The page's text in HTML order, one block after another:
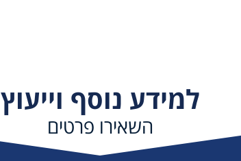
למידע נוסף וייעוץ
השאירו פרטים